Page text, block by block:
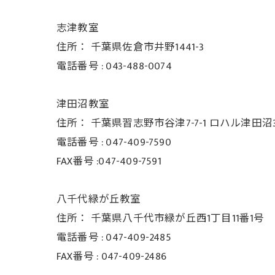
志津教室
住所： 千葉県佐倉市井野1441-3
電話番号 :043-488-0074
津田沼教室
住所： 千葉県習志野市谷津7-7-1 ロハル津田沼
電話番号 :047-409-7590
FAX番号 :047-409-7591
八千代緑が丘教室
住所： 千葉県八千代市緑が丘西1丁目11番1号
電話番号 :047-409-2485
FAX番号 : 047-409-2486